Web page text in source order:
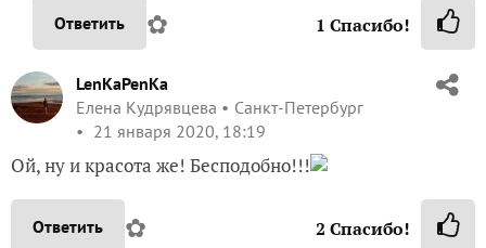
Ответить ✿ 1 Спасибо!
LenKaPenKa
Елена Кудрявцева
Санкт-Петербург
21 января 2020, 18:19
Ой, ну и красота же! Бесподобно!!!
Ответить ✿ 2 Спасибо!